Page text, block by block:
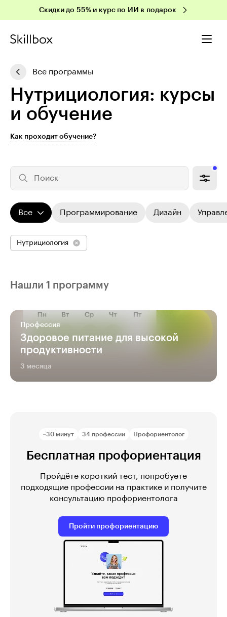
Скидки до 55% и курс по ИИ в подарок
Все программы
Нут­ри­цио­ло­гия: курсы
и обучение
Как проходит обучение?
Поиск
Все Программирование Дизайн
Нутрициология
Нашли 1 программу
Профессия
Здоровое питание для высокой
продуктивности
3 месяца
~30 минут 34 профессии Профориентолог
Бесплатная профориентация
Пройдёте короткий тест, попробуете
подходящие профессии на практике и получите
консультацию профориентолога
Пройти профориентацию